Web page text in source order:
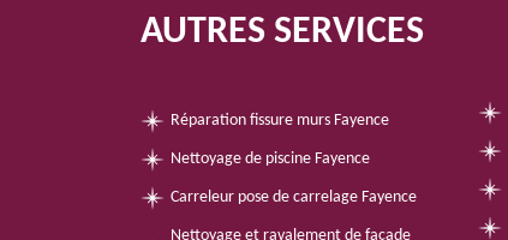
AUTRES SERVICES
Réparation fissure murs Fayence
Nettoyage de piscine Fayence
Carreleur pose de carrelage Fayence
Nettoyage et ravalement de façade